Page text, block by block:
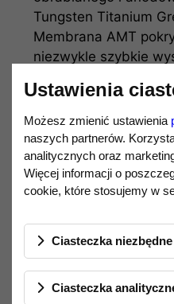
Tungsten Titanium
Membrana AMT
niezwykle szybkie
dużą ilość powietrza i
brak agresji i ostrości.
Kolumny oferują
swobodne wysokie
podczas długich
Filtr S-STOP
zastosowano
pokrytą różowym
filtra S-STOP.
profesjonalnymi
Ustawienia
Możesz zmienić ustawienia
naszych partnerów.
analitycznych oraz
Więcej informacji o
cookie, które stosujemy w
Ciasteczka niezbędne
Ciasteczka